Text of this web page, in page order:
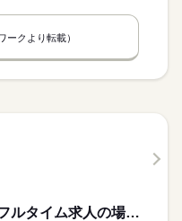
ークより転載）
212,160円〜212,160円 ※フルタイム求人の場合は月額（換算額）、パート求人の場合は時間額を表示しています。